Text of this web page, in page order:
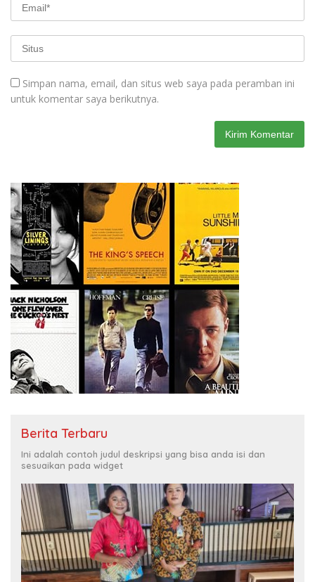
Simpan nama, email, dan situs web saya pada peramban ini
untuk komentar saya berikutnya.
Berita Terbaru
Ini adalah contoh judul deskripsi yang bisa anda isi dan
sesuaikan pada widget